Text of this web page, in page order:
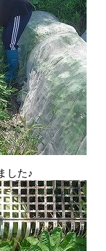
した♪